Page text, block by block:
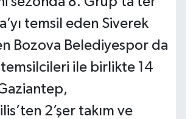
temsil eden Siverek
Bozova Belediyespor da
ile birlikte 14
2’şer takım ve